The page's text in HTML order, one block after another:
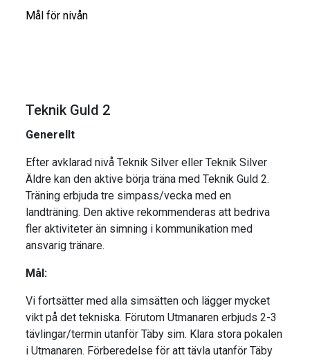
Mål för nivån
Teknik Guld 2
Generellt
Efter avklarad nivå Teknik Silver eller Teknik Silver
Äldre kan den aktive börja träna med Teknik Guld 2.
Träning erbjuda tre simpass/vecka med en
landträning. Den aktive rekommenderas att bedriva
fler aktiviteter än simning i kommunikation med
ansvarig tränare.
Mål:
Vi fortsätter med alla simsätten och lägger mycket
vikt på det tekniska. Förutom Utmanaren erbjuds 2-3
tävlingar/termin utanför Täby sim. Klara stora pokalen
i Utmanaren. Förberedelse för att tävla utanför Täby